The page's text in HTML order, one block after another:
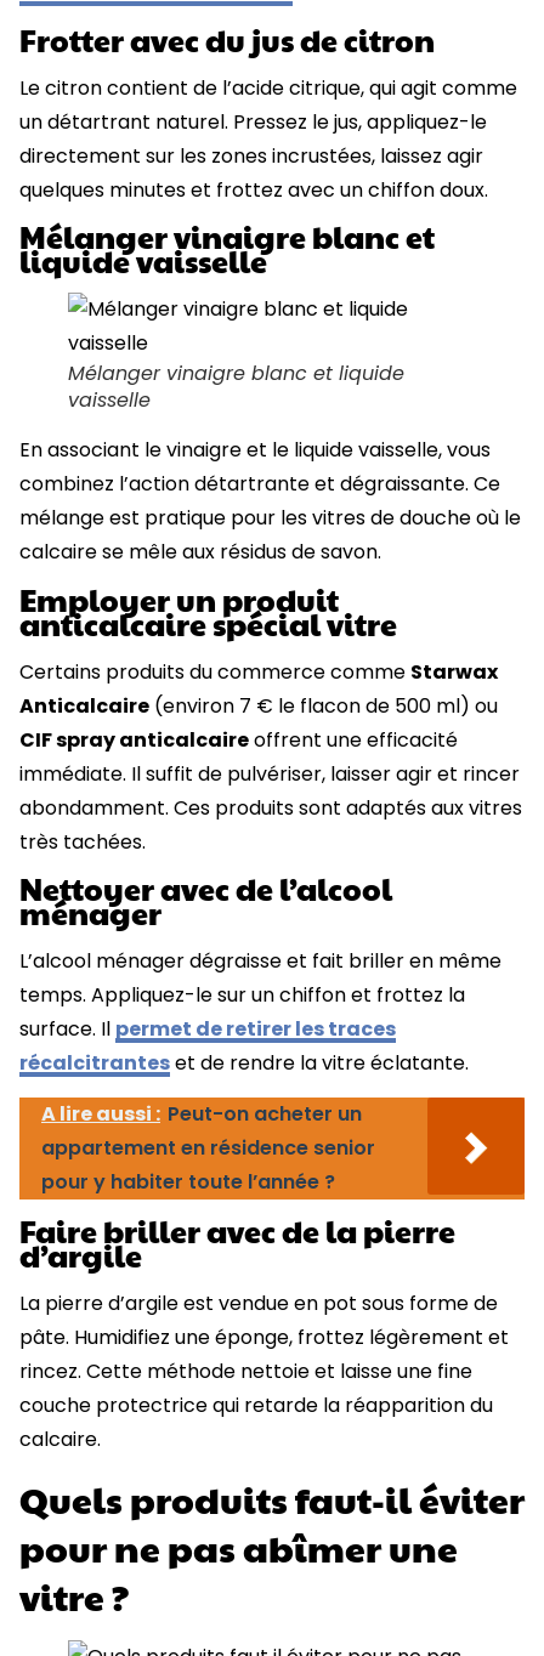
Frotter avec du jus de citron
Le citron contient de l’acide citrique, qui agit comme
un détartrant naturel. Pressez le jus, appliquez-le
directement sur les zones incrustées, laissez agir
quelques minutes et frottez avec un chiffon doux.
Mélanger vinaigre blanc et
liquide vaisselle
Mélanger vinaigre blanc et liquide
vaisselle
En associant le vinaigre et le liquide vaisselle, vous
combinez l’action détartrante et dégraissante. Ce
mélange est pratique pour les vitres de douche où le
calcaire se mêle aux résidus de savon.
Employer un produit
anticalcaire spécial vitre
Certains produits du commerce comme Starwax
Anticalcaire (environ 7 € le flacon de 500 ml) ou
CIF spray anticalcaireoffrent une efficacité
immédiate. Il suffit de pulvériser, laisser agir et rincer
abondamment. Ces produits sont adaptés aux vitres
très tachées.
Nettoyer avec de l’alcool
ménager
L’alcool ménager dégraisse et fait briller en même
temps. Appliquez-le sur un chiffon et frottez la
surface. Il permet de retirer les traces
récalcitranteset de rendre la vitre éclatante.
A lire aussi : Peut-on acheter un
appartement en résidence senior
pour y habiter toute l’année ?
Faire briller avec de la pierre
d’argile
La pierre d’argile est vendue en pot sous forme de
pâte. Humidifiez une éponge, frottez légèrement et
rincez. Cette méthode nettoie et laisse une fine
couche protectrice qui retarde la réapparition du
calcaire.
Quels produits faut-il éviter
pour ne pas abîmer une
vitre ?